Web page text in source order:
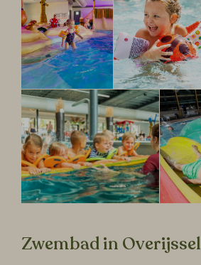
Zwembad in Overijssel